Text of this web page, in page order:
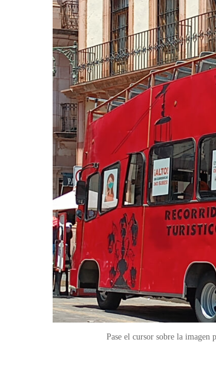
Pase el cursor sobre la imagen